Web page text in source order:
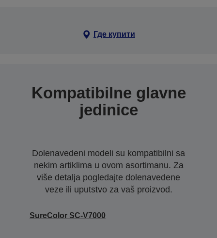
Где купити
Kompatibilne glavne
jedinice
Dolenavedeni modeli su kompatibilni sa
nekim artiklima u ovom asortimanu. Za
više detalja pogledajte dolenavedene
veze ili uputstvo za vaš proizvod.
SureColor SC-V7000